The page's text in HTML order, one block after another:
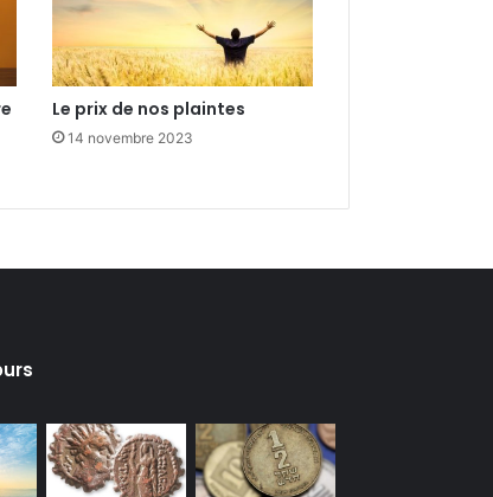
Le prix de nos plaintes
14 novembre 2023